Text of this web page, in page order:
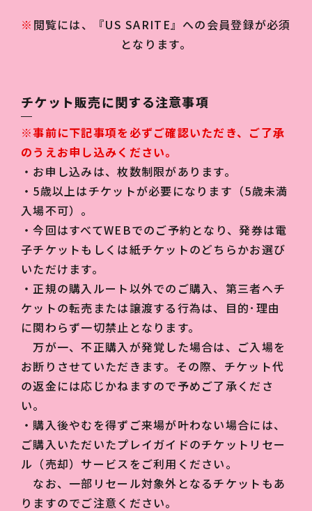
※ 閲覧には、『US SARITE』への会員登録が必須
となります。
チケット販売に関する注意事項
※事前に下記事項を必ずご確認いただき、ご了承
のうえお申し込みください。
・お申し込みは、枚数制限があります。
・5歳以上はチケットが必要になります（5歳未満
入場不可）。
・今回はすべてWEBでのご予約となり、発券は電
子チケットもしくは紙チケットのどちらかお選び
いただけます。
・正規の購⼊ルート以外でのご購入、第三者へチ
ケットの転売または譲渡する行為は、目的･理由
に関わらず一切禁止となります。
万が一、不正購入が発覚した場合は、ご入場を
お断りさせていただきます。その際、チケット代
の返金には応じかねますので予めご了承くださ
い。
・購入後やむを得ずご来場が叶わない場合には、
ご購入いただいたプレイガイドのチケットリセー
ル（売却）サービスをご利用ください。
なお、一部リセール対象外となるチケットもあ
りますのでご注意ください。